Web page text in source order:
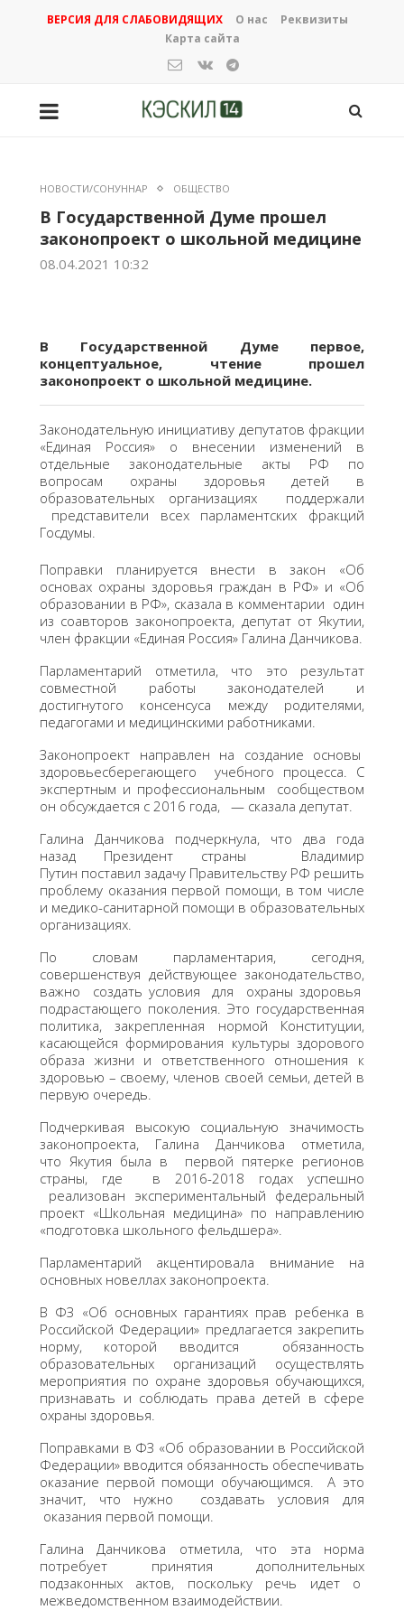
ВЕРСИЯ ДЛЯ СЛАБОВИДЯЩИХ О нас
Реквизиты
Карта сайта
НОВОСТИ/СОНУННАР ОБЩЕСТВО
В Государственной Думе прошел
законопроект о школьной медицине
08.04.2021 10:32
В Государственной Думе первое,
концептуальное, чтение прошел
законопроект о школьной медицине.
Законодательную инициативу депутатов фракции
«Единая Россия» о внесении изменений в
отдельные законодательные акты РФ по
вопросам охраны здоровья детей в
образовательных организациях поддержали
представители всех парламентских фракций
Госдумы.
Поправки планируется внести в закон «Об
основах охраны здоровья граждан в РФ» и «Об
образовании в РФ», сказала в комментарии один
из соавторов законопроекта, депутат от Якутии,
член фракции «Единая Россия» Галина Данчикова.
Парламентарий отметила, что это результат
совместной работы законодателей и
достигнутого консенсуса между родителями,
педагогами и медицинскими работниками.
Законопроект направлен на создание основы
здоровьесберегающего учебного процесса. С
экспертным и профессиональным сообществом
он обсуждается с 2016 года, — сказала депутат.
Галина Данчикова подчеркнула, что два года
назад Президент страны Владимир
Путин поставил задачу Правительству РФ решить
проблему оказания первой помощи, в том числе
и медико-санитарной помощи в образовательных
организациях.
По словам парламентария, сегодня,
совершенствуя действующее законодательство,
важно создать условия для охраны здоровья
подрастающего поколения. Это государственная
политика, закрепленная нормой Конституции,
касающейся формирования культуры здорового
образа жизни и ответственного отношения к
здоровью – своему, членов своей семьи, детей в
первую очередь.
Подчеркивая высокую социальную значимость
законопроекта, Галина Данчикова отметила,
что Якутия была в первой пятерке регионов
страны, где в 2016-2018 годах успешно
реализован экспериментальный федеральный
проект «Школьная медицина» по направлению
«подготовка школьного фельдшера».
Парламентарий акцентировала внимание на
основных новеллах законопроекта.
В ФЗ «Об основных гарантиях прав ребенка в
Российской Федерации» предлагается закрепить
норму, которой вводится обязанность
образовательных организаций осуществлять
мероприятия по охране здоровья обучающихся,
признавать и соблюдать права детей в сфере
охраны здоровья.
Поправками в ФЗ «Об образовании в Российской
Федерации» вводится обязанность обеспечивать
оказание первой помощи обучающимся. А это
значит, что нужно создавать условия для
оказания первой помощи.
Галина Данчикова отметила, что эта норма
потребует принятия дополнительных
подзаконных актов, поскольку речь идет о
межведомственном взаимодействии.